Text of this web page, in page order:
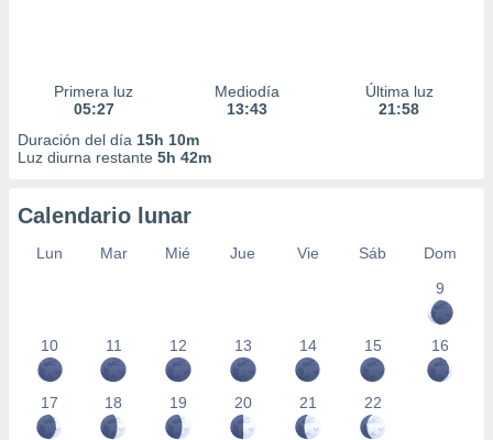
Primera luz
05:27
Mediodía
13:43
Última luz
21:58
Duración del día 15h 10m
Luz diurna restante 5h 42m
Calendario lunar
Lun Mar Mié Jue Vie Sáb
Dom
9
10 11 12 13 14 15 16
17 18 19 20 21 22